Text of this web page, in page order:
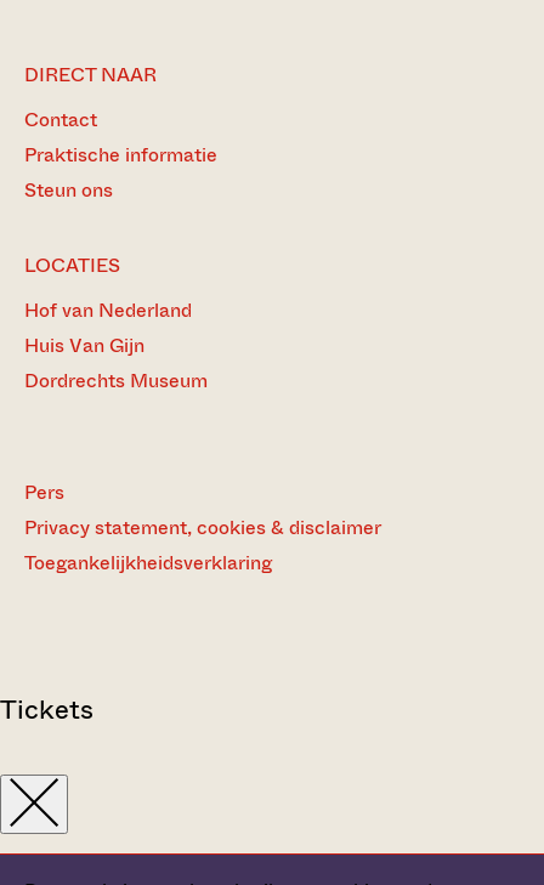
DIRECT NAAR
Contact
Praktische informatie
Steun ons
LOCATIES
Hof van Nederland
Huis Van Gijn
Dordrechts Museum
Pers
Privacy statement, cookies & disclaimer
Toegankelijkheidsverklaring
Tickets